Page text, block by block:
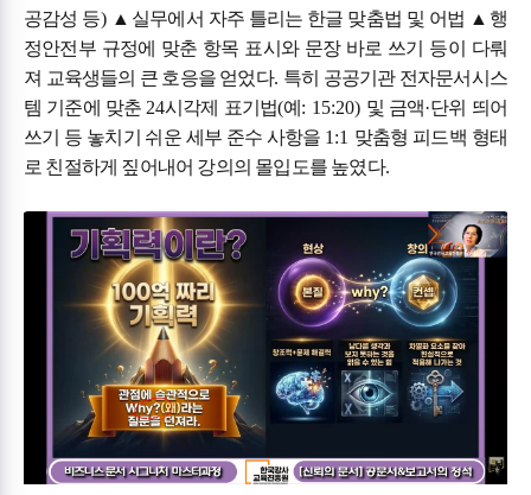
공감성 등) ▲ 실무에서 자주 틀리는 한글 맞춤법 및 어법 ▲ 행
정안전부 규정에 맞춘 항목 표시와 문장 바로 쓰기 등이 다뤄
져 교육생들의 큰 호응을 얻었다. 특히 공공기관 전자문서시스
템 기준에 맞춘 24시각제 표기법(예 : 15:20) 및 금액·단위 띄어
쓰기 등 놓치기 쉬운 세부 준수 사항을 1:1 맞춤형 피드백 형태
로 친절하게 짚어내어 강의의 몰입도를 높였다.